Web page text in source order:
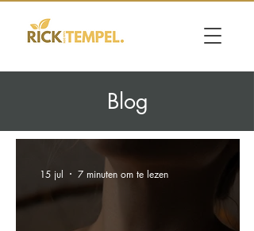
Blog
15 jul 7 minuten om te lezen